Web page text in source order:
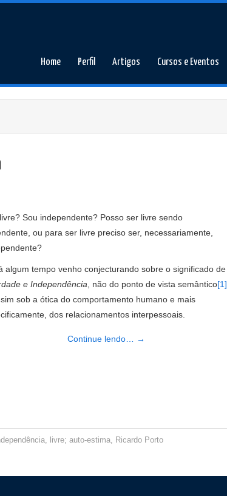
Home Perfil Artigos Cursos e Eventos
Sou independente? Posso ser livre sendo
ou para ser livre preciso ser, necessariamente,
algum tempo venho conjecturando sobre o significado de
e Independência , não do ponto de vista semântico[1]
sob a ótica do comportamento humano e mais
dos relacionamentos interpessoais.
Continue lendo… →
livre; auto-estima Ricardo Porto